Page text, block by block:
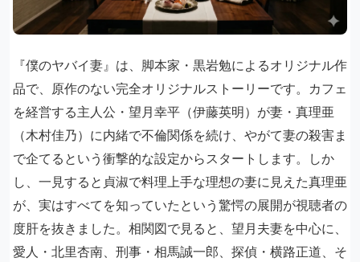
『僕のヤバイ妻』は、脚本家・黒岩勉によるオリジナル作
品で、原作のない完全オリジナルストーリーです。カフェ
を経営する主人公・望月幸平（伊藤英明）が妻・真理亜
（木村佳乃）に内緒で不倫関係を続け、やがて妻の殺害ま
で企てるという衝撃的な設定からスタートします。しか
し、一見すると貞淑で料理上手な理想の妻に見えた真理亜
が、実はすべてを知っていたという驚愕の展開が視聴者の
度肝を抜きました。相関図で見ると、望月夫妻を中心に、
愛人・北里杏南、刑事・相馬誠一郎、探偵・横路正道、そ